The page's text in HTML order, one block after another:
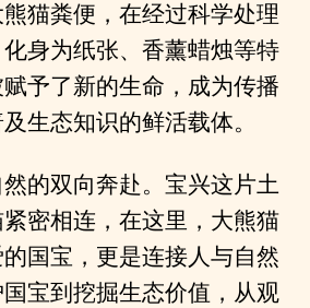
猫粪便，在经过科学处理
身为纸张、香薰蜡烛等特
予了新的生命，成为传播
生态知识的鲜活载体。
的双向奔赴。宝兴这片土
密相连，在这里，大熊猫
国宝，更是连接人与自然
宝到挖掘生态价值，从观